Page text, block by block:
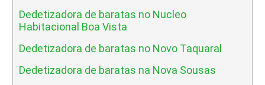
Dedetizadora de baratas no Nucleo
Habitacional Boa Vista
Dedetizadora de baratas no Novo Taquaral
Dedetizadora de baratas na Nova Sousas